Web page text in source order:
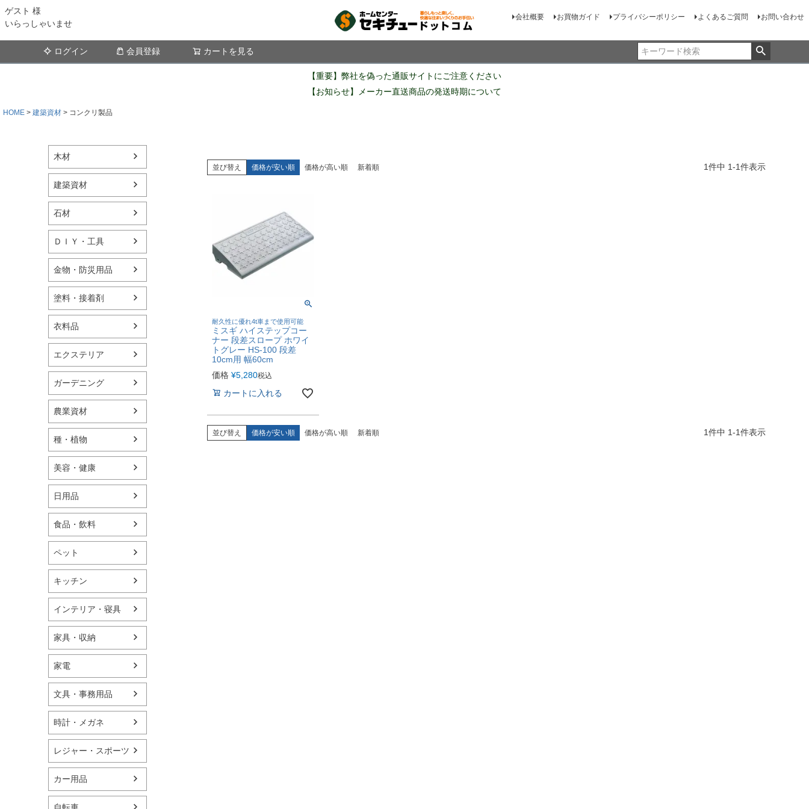
ゲスト 様
いらっしゃいませ
会社概要 お買物ガイド プライバシーポリシー よくあるご質問 お問い合わせ
ログイン 会員登録 カートを見る
【重要】弊社を偽った通販サイトにご注意ください
【お知らせ】メーカー直送商品の発送時期について
HOME 建築資材 コンクリ製品
木材
建築資材
石材
ＤＩＹ・工具
金物・防災用品
塗料・接着剤
衣料品
エクステリア
ガーデニング
農業資材
種・植物
美容・健康
日用品
食品・飲料
ペット
キッチン
インテリア・寝具
家具・収納
家電
文具・事務用品
時計・メガネ
レジャー・スポーツ
カー用品
並び替え 価格が安い順 価格が高い順 新着順 1件中 1-1件表示
耐久性に優れ4t車まで使用可能
ミスギ ハイステップコー
ナー 段差スロープ ホワイ
トグレー HS-100 段差
10cm用 幅60cm
価格 ¥5,280税込
カートに入れる
並び替え 価格が安い順 価格が高い順 新着順 1件中 1-1件表示